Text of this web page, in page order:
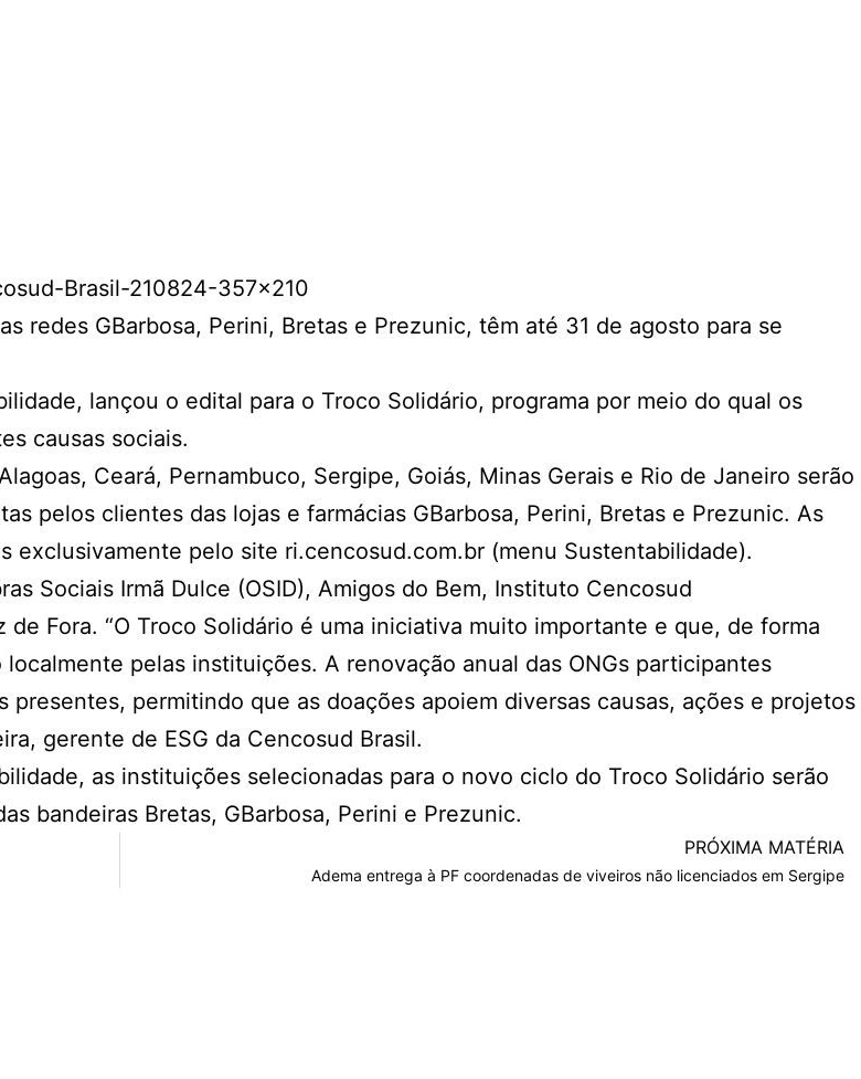
redes GBarbosa, Perini, Bretas e Prezunic, têm até 31 de agosto para se
lançou o edital para o Troco Solidário, programa por meio do qual os
causas sociais.
Ceará, Pernambuco, Sergipe, Goiás, Minas Gerais e Rio de Janeiro serão
pelos clientes das lojas e farmácias GBarbosa, Perini, Bretas e Prezunic. As
pelo site ri.cencosud.com.br (menu Sustentabilidade).
Sociais Irmã Dulce (OSID), Amigos do Bem, Instituto Cencosud
Fora. “O Troco Solidário é uma iniciativa muito importante e que, de forma
pelas instituições. A renovação anual das ONGs participantes
permitindo que as doações apoiem diversas causas, ações e projetos
gerente de ESG da Cencosud Brasil.
as instituições selecionadas para o novo ciclo do Troco Solidário serão
bandeiras Bretas, GBarbosa, Perini e Prezunic.
PRÓXIMA MATÉRIA
Adema entrega à PF coordenadas de viveiros não licenciados em Sergipe